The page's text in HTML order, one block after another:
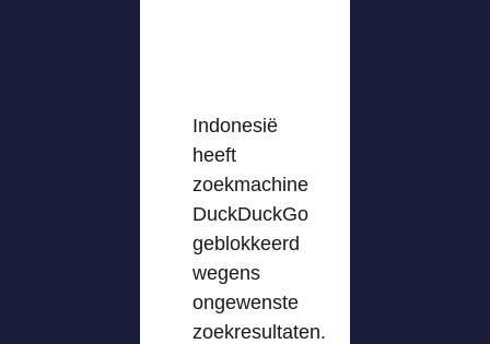
Indonesië
heeft
zoekmachine
DuckDuckGo
geblokkeerd
wegens
ongewenste
zoekresultaten.